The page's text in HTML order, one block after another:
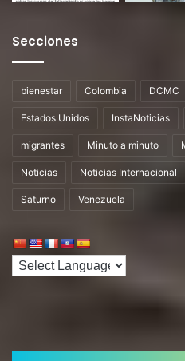
Secciones
bienestar Colombia DCMC
Estados Unidos InstaNoticias
migrantes Minuto a minuto
Noticias Noticias Internacional
Saturno Venezuela